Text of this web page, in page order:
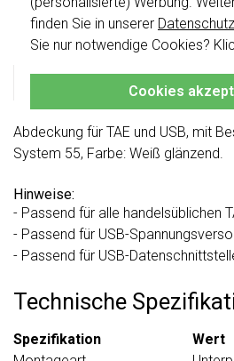
finden Sie in unserer
Sie nur notwendige Cookies?
Cookies
Gira 087603 Datenblatt
Abdeckung für TAE und USB, mit
System 55, Farbe: Weiß glänzend.
Hinweise:
- Passend für alle handelsüblichen
- Passend für USB-
- Passend für USB-
Technische
Spezifikation
Wert
2024 kombinierbar.
Klicken Sie hier
für weitere
damit Sie immer das Richtige